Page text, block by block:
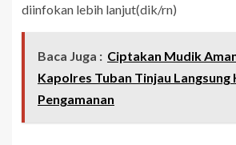
diinfokan lebih lanjut(dik/rn)
Baca Juga : Ciptakan Mudik
Kapolres Tuban Tinjau Langsung
Pengamanan